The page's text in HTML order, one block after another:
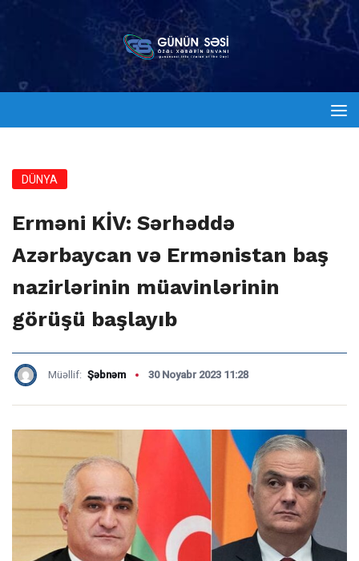
DÜNYA
Erməni KİV: Sərhəddə
Azərbaycan və Ermənistan baş
nazirlərinin müavinlərinin
görüşü başlayıb
Müəllif: Şəbnəm 30 Noyabr 2023 11:28